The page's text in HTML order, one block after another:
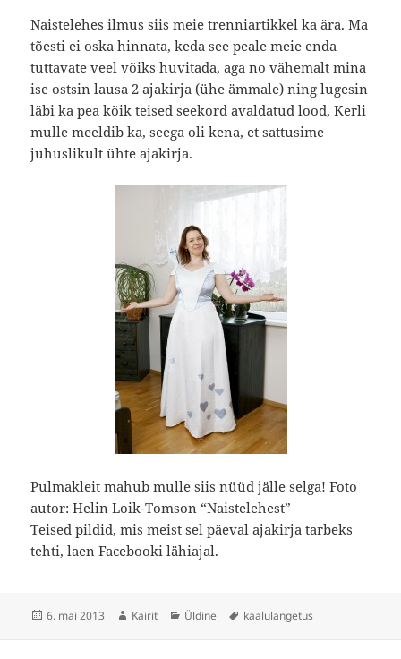
Naistelehes ilmus siis meie trenniartikkel ka ära. Ma
tõesti ei oska hinnata, keda see peale meie enda
tuttavate veel võiks huvitada, aga no vähemalt mina
ise ostsin lausa 2 ajakirja (ühe ämmale) ning lugesin
läbi ka pea kõik teised seekord avaldatud lood, Kerli
mulle meeldib ka, seega oli kena, et sattusime
juhuslikult ühte ajakirja.
Pulmakleit mahub mulle siis nüüd jälle selga! Foto
autor: Helin Loik-Tomson “Naistelehest”
Teised pildid, mis meist sel päeval ajakirja tarbeks
tehti, laen Facebooki lähiajal.
Postitatud
6. mai 2013 Autor
Kairit Rubriigid
Üldine Sildid
kaalulangetus